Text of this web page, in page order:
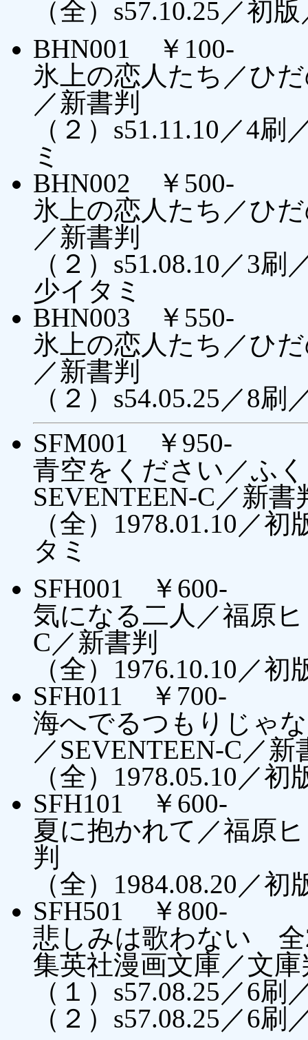
（全）s57.10.25／初
BHN001 ￥100-
氷上の恋人たち／ひ
／新書判
（２）s51.11.10／4
ミ
BHN002 ￥500-
氷上の恋人たち／ひ
／新書判
（２）s51.08.10／3
少イタミ
BHN003 ￥550-
氷上の恋人たち／ひ
／新書判
（２）s54.05.25／8
SFM001 ￥950-
青空をください／ふ
SEVENTEEN-C／新書
（全）1978.01.10／
タミ
SFH001 ￥600-
気になる二人／福原
C／新書判
（全）1976.10.10／初
SFH011 ￥700-
海へでるつもりじゃ
／SEVENTEEN-C／新
（全）1978.05.10／初
SFH101 ￥600-
夏に抱かれて／福原
判
（全）1984.08.20／初
SFH501 ￥800-
悲しみは歌わない 全
集英社漫画文庫／文庫
（１）s57.08.25／6刷
（２）s57.08.25／6